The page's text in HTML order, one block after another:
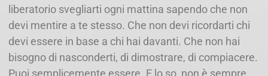
liberatorio svegliarti ogni mattina sapendo che non
devi mentire a te stesso. Che non devi ricordarti chi
devi essere in base a chi hai davanti. Che non hai
bisogno di nasconderti, di dimostrare, di compiacere.
Puoi semplicemente essere. E lo so, non è sempre